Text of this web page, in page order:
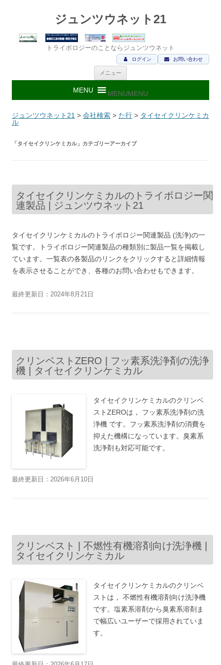
ジュンツウネット21
トライボロジーのことならジュンツウネット
お問い合わせ
ログイン
メニュー
ン
ツ
ス
キ
MENUMENU
ジュンツウネット21 > 会社検索 > た行 > タイセイクリンケミカ
ル
「 タイセイクリンケミカル」カテゴリーアーカイブ
タイセイクリンケミカルのトライボロジー関
連製品 | ジュンツウネット21
タイセイクリンケミカルのトライボロジー関連製品 (洗浄)の一
覧です。トライボロジー関連製品の種類別に製品一覧を掲載し
ています。一覧表の各製品のリンクをクリックすると詳細情報
を表示させることができ、各種のお問い合わせもできます。
最終更新日：2024年8月21日
クリンベストZERO | フッ素系洗浄剤の洗浄
機 | タイセイクリンケミカル
タイセイクリンケミカルのクリンベ
ストZEROは， フッ素系洗浄剤の洗
浄機 です。フッ素系洗浄剤の消費を
抑えた機構になっています。臭素系
洗浄剤も対応可能です。
最終更新日：2026年6月10日
クリンベスト | 不燃性有機溶剤向け洗浄機 |
タイセイクリンケミカル
タイセイクリンケミカルのクリンベ
ストは， 不燃性有機溶剤向け洗浄機
です。塩素系溶剤から臭素系溶剤ま
で幅広いユーザーで採用されていま
す。